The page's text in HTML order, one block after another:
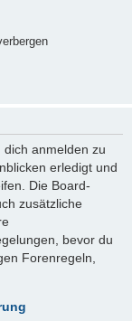
anmelden zu
erledigt und
Die Board-
zusätzliche
bevor du
Forenregeln,